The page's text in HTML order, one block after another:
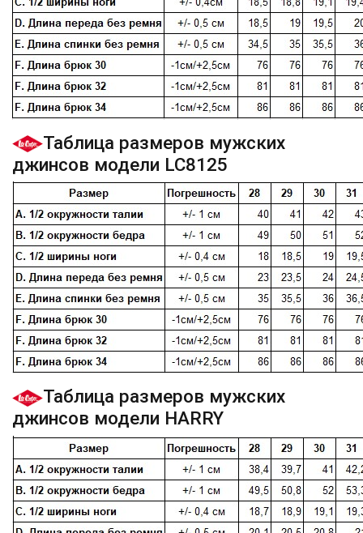
Таблица размеров мужских
джинсов модели LC8125
Таблица размеров мужских
джинсов модели HARRY